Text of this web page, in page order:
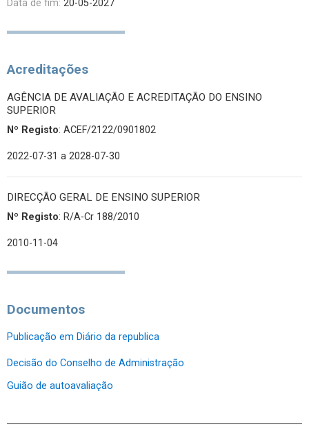
Data de fim: 20-05-2027
Acreditações
AGÊNCIA DE AVALIAÇÃO E ACREDITAÇÃO DO ENSINO
SUPERIOR
Nº Registo: ACEF/2122/0901802
2022-07-31 a 2028-07-30
DIRECÇÃO GERAL DE ENSINO SUPERIOR
Nº Registo: R/A-Cr 188/2010
2010-11-04
Documentos
Publicação em Diário da republica
Decisão do Conselho de Administração
Guião de autoavaliação